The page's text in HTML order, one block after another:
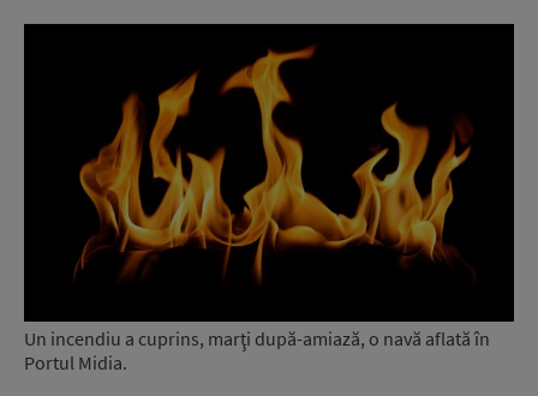
Un incendiu a cuprins, marţi după-amiază, o navă aflată în
Portul Midia.